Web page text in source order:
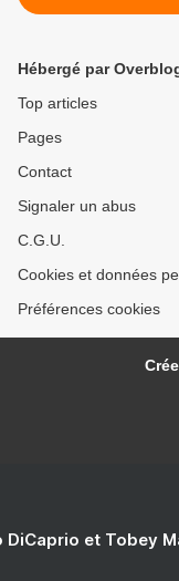
L’EQUATEUR
Hébergé par
Top articles
Pages
Contact
Signaler un abus
C.G.U.
Cookies et données
Préférences cookies
DiCaprio et Tobey